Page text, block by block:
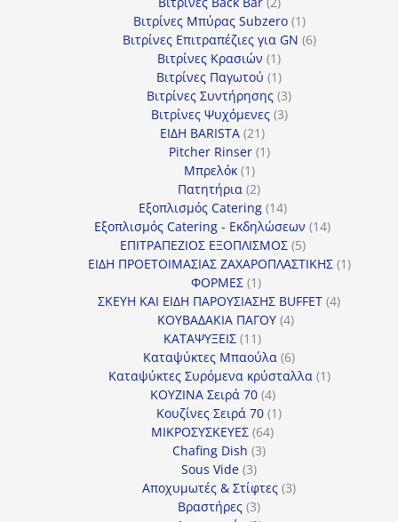
προϊόντα
Βιτρίνες Mπύρας Subzero 11
προϊόν
Βιτρίνες Επιτραπέζιες για GN 66
Βιτρίνες Κρασιών 11
προϊόν
Βιτρίνες Παγωτού 11
προϊόν
Βιτρίνες Συντήρησης 33
προϊόντα
Βιτρίνες Ψυχόμενες 33
ΕΙΔΗ BARISTA 2121
προϊόντα
Pitcher Rinser 11
Μπρελόκ 11
προϊόν
Πατητήρια 22
προϊόντα
Εξοπλισμός Catering 1414
προϊόντα
Εξοπλισμός Catering - Εκδηλώσεων 1414
ΕΠΙΤΡΑΠΕΖΙΟΣ ΕΞΟΠΛΙΣΜΟΣ 55
προϊόντα
ΕΙΔΗ ΠΡΟΕΤΟΙΜΑΣΙΑΣ ΖΑΧΑΡΟΠΛΑΣΤΙΚΗΣ 11
ΦΟΡΜΕΣ 11
προϊόν
ΣΚΕΥΗ ΚΑΙ ΕΙΔΗ ΠΑΡΟΥΣΙΑΣΗΣ BUFFET 44
ΚΟΥΒΑΔΑΚΙΑ ΠΑΓΟΥ 44
ΚΑΤΑΨΥΞΕΙΣ 1111
προϊόντα
Καταψύκτες Μπαούλα 66
προϊόντα
Καταψύκτες Συρόμενα κρύσταλλα 11
ΚΟΥΖΙΝΑ Σειρά 70 44
προϊόντα
Κουζίνες Σειρά 70 11
ΜΙΚΡΟΣΥΣΚΕΥΕΣ 6464
Chafing Dish 33
Sous Vide 33
προϊόντα
Αποχυμωτές & Στίφτες 33
Βραστήρες 33